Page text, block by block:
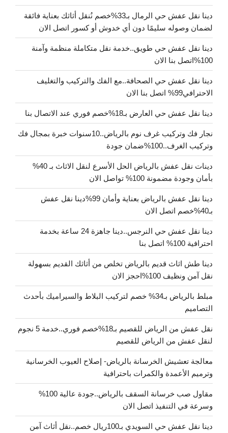
دينا نقل عفش حي الرمال بـ33%خصم نُنقل أثاثك بعناية فائقة
لضمان وصوله سليمًا دون أي خدوش أو كسور اتصل الان
دينا نقل عفش حي طويق..خدمة نقل متكاملة منظمة وآمنة
100%اتصل بنا الان
دينا نقل عفش حي الصحافة..مع الفك والتركيب والتغليف
الاحترافي99% اتصل بنا الان
دينا نقل عفش حي العارض بـ18%خصم فوري عند الاتصال بنا
نجار فك وتركيب غرف نوم بالرياض..10سنوات خبرة بمجال فك
وتركيب الغرف..100%ضمان جودة
دينات نقل عفش بالرياض الحل الأسرع لنقل الاثاث بـ 40%
بأمان وجودة مضمونة 100% تواصل الان
دينا نقل عفش بالرياض بعناية وأمان 99%دينا نقل عفش
بـ40%خصم اتصل الان
دينا نقل عفش حي النرجس..دينا جاهزة 24 ساعة بخدمة
احترافية 100% اتصل بنا
دينا طش اثاث قديم بالرياض تخلص من أثاثك القديم بسهولة
نقل آمن ونظيف 100%احجز الان
مبلط بالرياض بـ34% خصم لتركيب البلاط والسيراميك بأحدث
التصاميم
نقل عفش من الرياض للقصيم بـ18%خصم فوري..خدمة 5 نجوم
لنقل عفش من الرياض للقصيم
معالجة تعشيش الخرسانة بالرياض- إصلاح العيوب الخرسانية
وترميم الأعمدة والكمرات باحترافية
مقاول صب خرسانة السقف بالرياض..جودة عالية 100%
وسرعة في التنفيذ اتصل الان
دينا نقل عفش حي السويدي بـ100ريال خصم..نقل أثاث آمن